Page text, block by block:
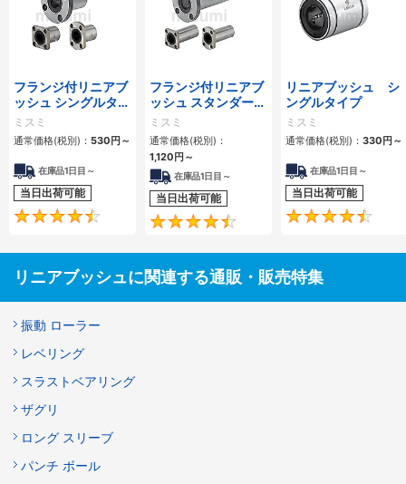
フランジ付リニアブ
ッシュ シングルタイ
プ/逆ザグリ穴タイ
プ
ミスミ
通常価格(税別)： 530 円 ～
在庫品1日目～
当日出荷可能
4.7
フランジ付リニアブ
ッシュ スタンダード
タイプ ダブル
ミスミ
通常価格(税別)：
1,120 円 ～
在庫品1日目～
当日出荷可能
4.5
リニアブッシュ シ
ングルタイプ
ミスミ
通常価格(税別)： 330 円 ～
在庫品1日目～
当日出荷可能
リニアブッシュに関連する通販・販売特集
振動 ローラー
レベリング
スラストベアリング
ザグリ
ロング スリーブ
パンチ ボール